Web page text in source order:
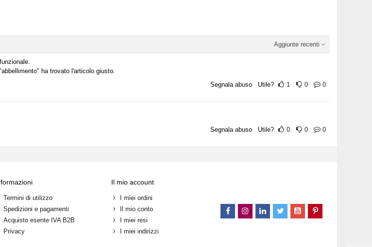
Aggiunte recenti
ha trovato l'articolo giusto.
Segnala abuso Utile? 1 0 0
Segnala abuso Utile? 0 0 0
Termini di utilizzo
Spedizioni e pagamenti
Acquisto esente IVA B2B
Privacy
Il mio account
I miei ordini
Il mio conto
I miei resi
I miei indirizzi